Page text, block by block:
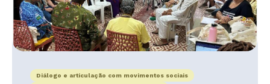
Diálogo e articulação com movimentos sociais